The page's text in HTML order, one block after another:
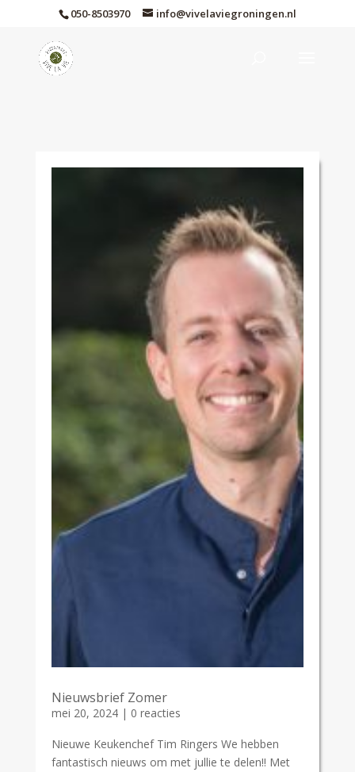
050-8503970 info@vivelaviegroningen.nl
Nieuwsbrief Zomer
mei 20, 2024| 0 reacties
Nieuwe Keukenchef Tim Ringers We hebben
fantastisch nieuws om met jullie te delen!! Met